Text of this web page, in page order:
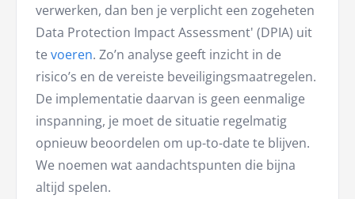
verwerken, dan ben je verplicht een zogeheten
Data Protection Impact Assessment' (DPIA) uit
te voeren. Zo’n analyse geeft inzicht in de
risico’s en de vereiste beveiligingsmaatregelen.
De implementatie daarvan is geen eenmalige
inspanning, je moet de situatie regelmatig
opnieuw beoordelen om up-to-date te blijven.
We noemen wat aandachtspunten die bijna
altijd spelen.